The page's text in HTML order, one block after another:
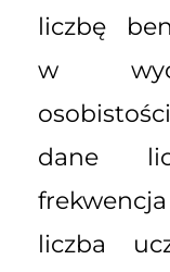
liczbę
w
dane
liczba